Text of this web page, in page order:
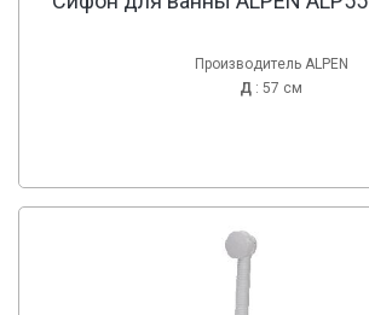
Производитель ALPEN
Д : 57 см